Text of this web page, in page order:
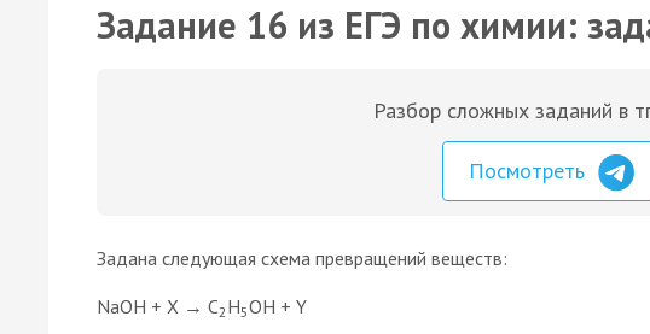
Задание 16 из ЕГЭ по химии:
Разбор сложных заданий в
Посмотреть
Задана следующая схема превращений веществ:
NaOH + X → C2 H5OH + Y